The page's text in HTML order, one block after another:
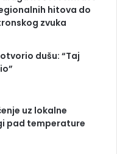
hitova do
zvuka
dušu: “Taj
uz lokalne
pad temperature